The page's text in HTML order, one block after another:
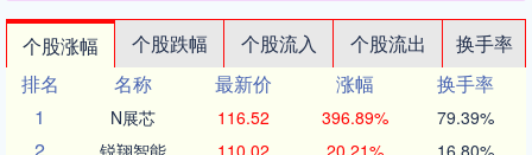
个股涨幅 个股跌幅 个股流入 个股流出
换手率
排名
名称 最新价 涨幅
换手率
1
N展芯 116.52 396.89% 79.39%